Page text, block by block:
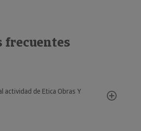
frecuentes
actividad de Etica Obras Y